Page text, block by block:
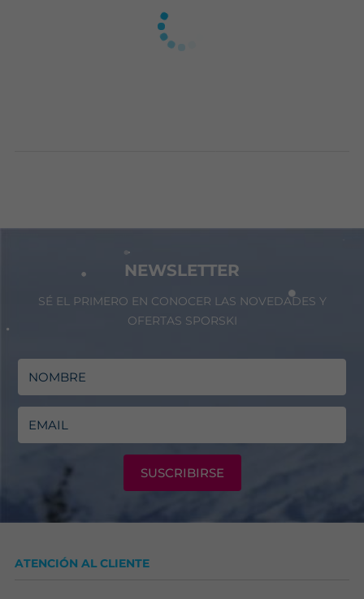
NEWSLETTER
SÉ EL PRIMERO EN CONOCER LAS NOVEDADES Y
OFERTAS SPORSKI
SUSCRIBIRSE
ATENCIÓN AL CLIENTE